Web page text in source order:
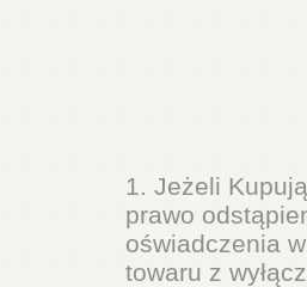
1. Jeżeli
prawo
oświadczenia
towaru z